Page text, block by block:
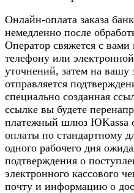
Онлайн-оплата заказа
немедленно после
Оператор свяжется с вами
телефону или
уточнений, затем на вашу
отправляется
специально созданная
ссылке вы будете
платежный шлюз
оплаты по стандартному
одного рабочего дня
подтверждения о
электронного кассового
почту и информацию о